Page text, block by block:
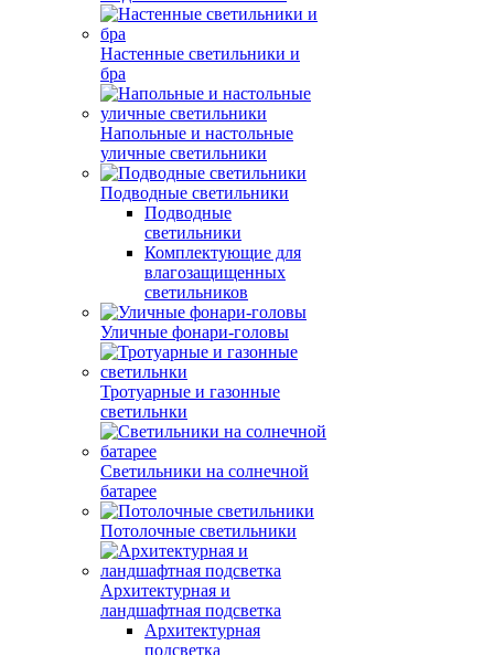
Настенные светильники и
бра
Напольные и настольные
уличные светильники
Подводные светильники
Подводные
светильники
Комплектующие для
влагозащищенных
светильников
Уличные фонари-головы
Тротуарные и газонные
светильнки
Светильники на солнечной
батарее
Потолочные светильники
Архитектурная и
ландшафтная подсветка
Архитектурная
подсветка